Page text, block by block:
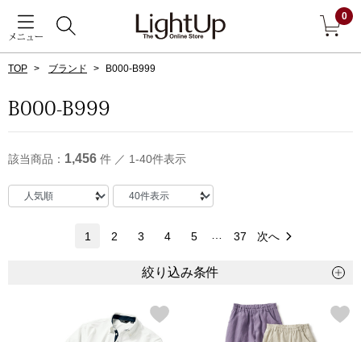
メニュー
0
すべて見る アウター
その他
TOP ブランド B000-B999
B000-B999
該当商品： 1,456 件 ／ 1-40件表示
1 2 3 4 5 37 次へ
絞り込み条件